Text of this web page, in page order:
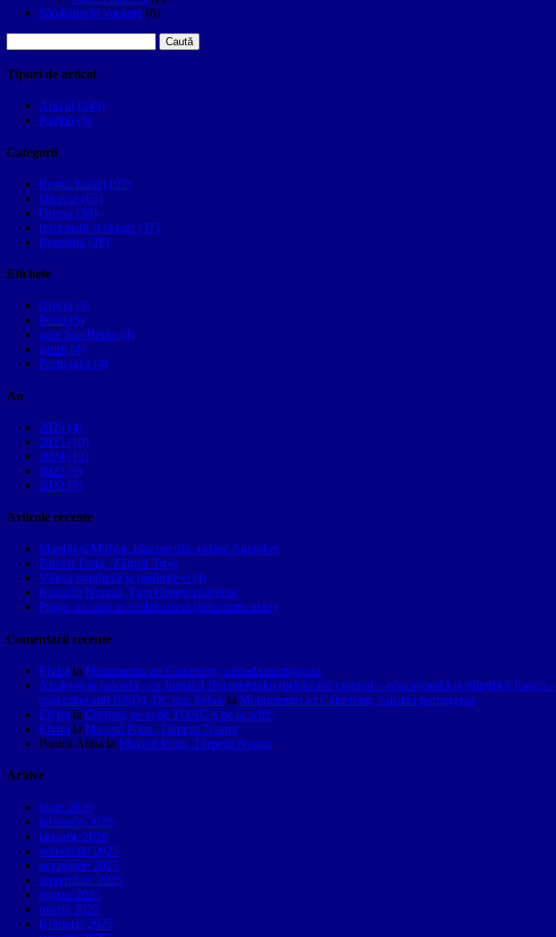
Sănătatea în vacanțe (6)
după:
Tipuri de articol
Articol (249)
Pagină (3)
Categorii
Restul lumii (100)
Diverse (65)
Grecia (38)
Informatii si sfaturi (37)
Romania (28)
Etichete
Grecia (5)
Porto (5)
gara Sao Bento (4)
istorii (4)
Portugalia (4)
An
2026 (4)
2025 (10)
2024 (12)
2023 (9)
2022 (8)
Articole recente
Mardin și Midyat, născute din nahitul Anatoliei
Palatul Troja, Zámek Troja
Vltava pragheză și podurile ei (I)
Kalaallit Nunaat, Țara Groenlandezilor
Praga, un oraș accesibil oricui (informații utile)
Comentarii recente
Elvira la Monumento ao Calceteiro, calçada portuguesa
Azulejos & calçada - cu Jurnalul Bucureștiului (publicație cultural – educațională și științifică franco
education and R&D). Dr. ing. Sebas la Monumento ao Calceteiro, calçada portuguesa
Elvira la Creştini, se aude TOACA pe la schit!
Elvira la Muzeul Popa, Târpeşti Neamţ
Panica Alina la Muzeul Popa, Târpeşti Neamţ
Arhive
iunie 2026
februarie 2026
ianuarie 2026
noiembrie 2025
octombrie 2025
septembrie 2025
august 2025
martie 2025
februarie 2025